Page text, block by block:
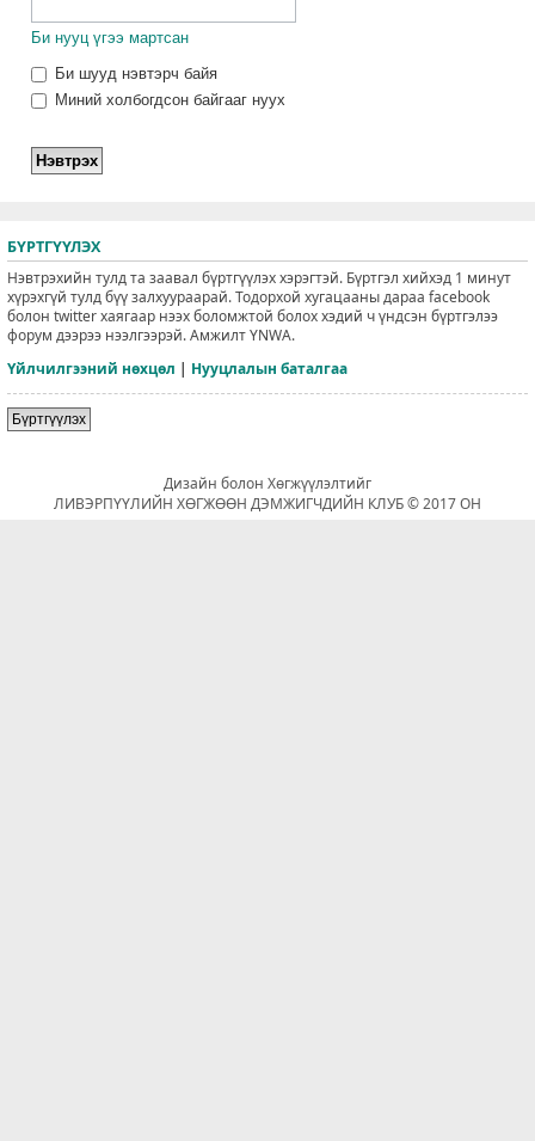
Би нууц үгээ мартсан
Би шууд нэвтэрч байя
Миний холбогдсон байгааг нуух
БҮРТГҮҮЛЭХ
Нэвтрэхийн тулд та заавал бүртгүүлэх хэрэгтэй. Бүртгэл хийхэд 1 минут
хүрэхгүй тулд бүү залхуураарай. Тодорхой хугацааны дараа facebook
болон twitter хаягаар нээх боломжтой болох хэдий ч үндсэн бүртгэлээ
форум дээрээ нээлгээрэй. Амжилт YNWA.
Үйлчилгээний нөхцөл | Нууцлалын баталгаа
Бүртгүүлэх
Дизайн болон Хөгжүүлэлтийг
ЛИВЭРПҮҮЛИЙН ХӨГЖӨӨН ДЭМЖИГЧДИЙН КЛУБ © 2017 ОН